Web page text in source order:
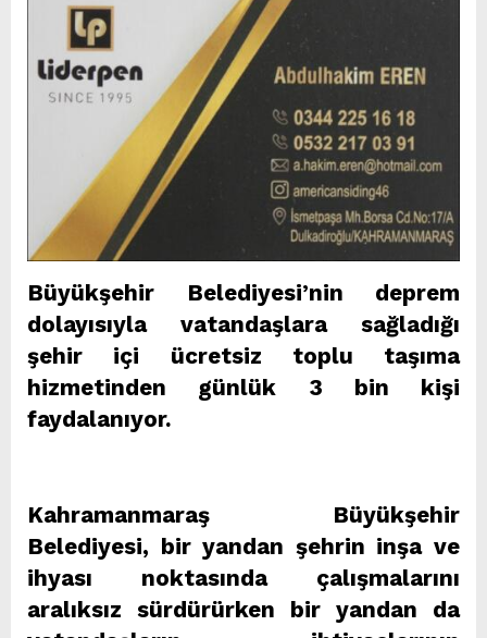
Büyükşehir Belediyesi’nin deprem
dolayısıyla vatandaşlara sağladığı
şehir içi ücretsiz toplu taşıma
hizmetinden günlük 3 bin kişi
faydalanıyor.
Kahramanmaraş Büyükşehir
Belediyesi, bir yandan şehrin inşa ve
ihyası noktasında çalışmalarını
aralıksız sürdürürken bir yandan da